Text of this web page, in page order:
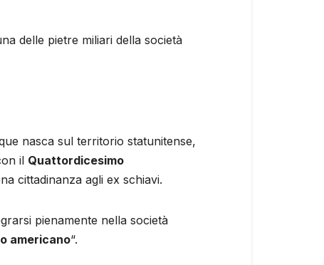
delle pietre miliari della società
nasca sul territorio statunitense,
il Quattordicesimo
cittadinanza agli ex schiavi.
pienamente nella società
americano“.